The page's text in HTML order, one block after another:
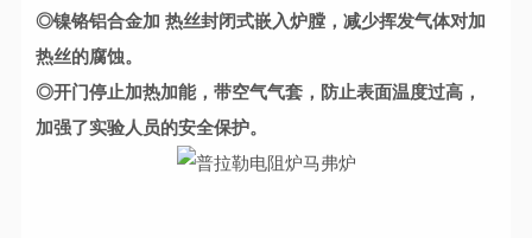
◎镍铬铝合金加 热丝封闭式嵌入炉膛，减少挥发气体对加
热丝的腐蚀。
◎开门停止加热加能，带空气气套，防止表面温度过高，
加强了实验人员的安全保护。